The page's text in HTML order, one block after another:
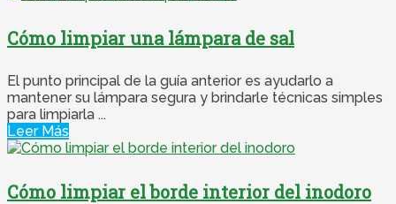
Cómo limpiar una lámpara de sal
El punto principal de la guía anterior es ayudarlo a
mantener su lámpara segura y brindarle técnicas simples
para limpiarla ...
Leer Más
Cómo limpiar el borde interior del inodoro